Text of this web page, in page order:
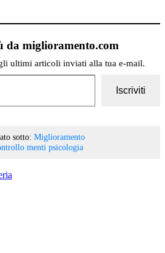
da miglioramento.com
ultimi articoli inviati alla tua e-mail.
Iscriviti
sotto: Miglioramento
menti psicologia